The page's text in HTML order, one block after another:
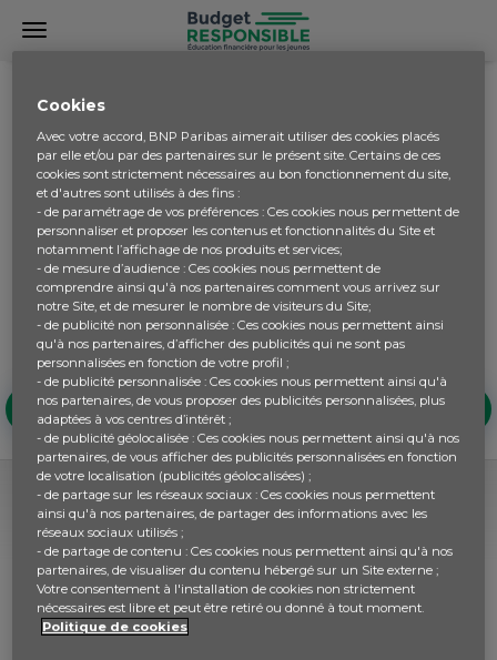
LEXIQUE
Le dictionnaire du monde financier
Parfois les termes utilisés dans le domaine financier sont
compliqués et presque incompréhensibles. Le Lexique
vous permet de décrypter au mieux ces termes abstraits
grâce à des définitions claires et précises. Il peut être
utilisé à tout moment durant les activités pour avoir une
information sur le sens et la signification d'un mot.
A B C D E F G
Découvert autorisé
Dépenses pré-engagées
Dividende
Cookies
Avec votre accord, BNP Paribas aimerait utiliser des cookies placés
par elle et/ou par des partenaires sur le présent site. Certains de ces
cookies sont strictement nécessaires au bon fonctionnement du site,
et d'autres sont utilisés à des fins :
- de paramétrage de vos préférences : Ces cookies nous permettent de
personnaliser et proposer les contenus et fonctionnalités du Site et
notamment l’affichage de nos produits et services;
- de mesure d’audience : Ces cookies nous permettent de
comprendre ainsi qu'à nos partenaires comment vous arrivez sur
notre Site, et de mesurer le nombre de visiteurs du Site;
- de publicité non personnalisée : Ces cookies nous permettent ainsi
qu'à nos partenaires, d’afficher des publicités qui ne sont pas
personnalisées en fonction de votre profil ;
- de publicité personnalisée : Ces cookies nous permettent ainsi qu'à
nos partenaires, de vous proposer des publicités personnalisées, plus
adaptées à vos centres d’intérêt ;
- de publicité géolocalisée : Ces cookies nous permettent ainsi qu'à nos
partenaires, de vous afficher des publicités personnalisées en fonction
de votre localisation (publicités géolocalisées) ;
- de partage sur les réseaux sociaux : Ces cookies nous permettent
ainsi qu'à nos partenaires, de partager des informations avec les
réseaux sociaux utilisés ;
- de partage de contenu : Ces cookies nous permettent ainsi qu'à nos
partenaires, de visualiser du contenu hébergé sur un Site externe ;
Votre consentement à l'installation de cookies non strictement
nécessaires est libre et peut être retiré ou donné à tout moment.
Politique de cookies